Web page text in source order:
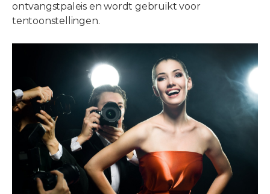
ontvangstpaleis en wordt gebruikt voor
tentoonstellingen.